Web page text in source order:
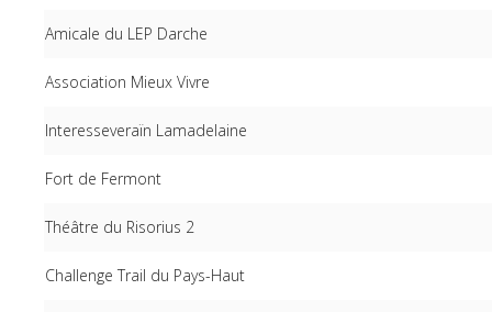
Amicale du LEP Darche
Association Mieux Vivre
Interesseveraïn Lamadelaine
Fort de Fermont
Théâtre du Risorius 2
Challenge Trail du Pays-Haut